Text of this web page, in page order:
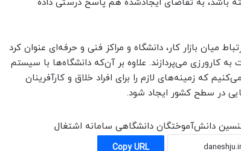
باشد، به تقاضای ایجادشده هم پاسخ درستی داده
میان بازار کار، دانشگاه و مراکز فنی و حرفه‌ای عنوان کرد
کارورزی می‌پردازند. علاوه بر آن‌که دانشگاه‌ها با سیستم‌
که زمینه‌های لازم را برای افراد خلاق و کارآفرینان
در سطح کشور ایجاد شود.
دانش‌آموختگان دانشگاهی سامانه اشتغال
Copy URL